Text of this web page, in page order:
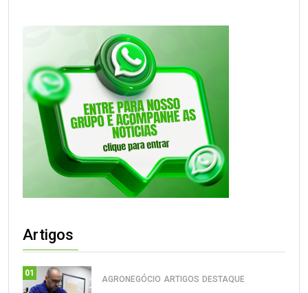
Artigos
01
AGRONEGÓCIO ARTIGOS DESTAQUE